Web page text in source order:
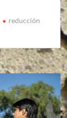
reducción